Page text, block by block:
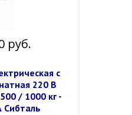
руб.
с
220 В
/ 1000 кг -